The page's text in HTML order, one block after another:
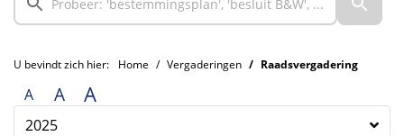
U bevindt zich hier: Home Vergaderingen Raadsvergadering
A A A
2025